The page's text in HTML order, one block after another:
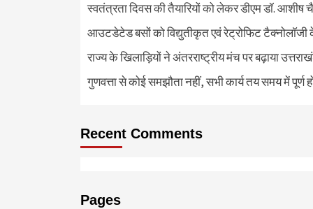
स्वतंत्रता दिवस की तैयारियों को लेकर डीएम डॉ. आशीष
आउटडेटेड बसों को विद्युतीकृत एवं रेट्रोफिट टैक्नोलाॅजी
राज्य के खिलाड़ियों ने अंतरराष्ट्रीय मंच पर बढ़ाया
गुणवत्ता से कोई समझौता नहीं, सभी कार्य तय समय में पूर्ण
Recent Comments
Pages